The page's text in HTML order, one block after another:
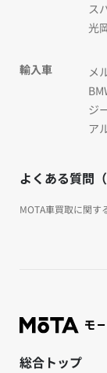
ス
光
輸入車 メ
ジ
ア
よくある質問（
MOTA車買取に関す
総合トップ